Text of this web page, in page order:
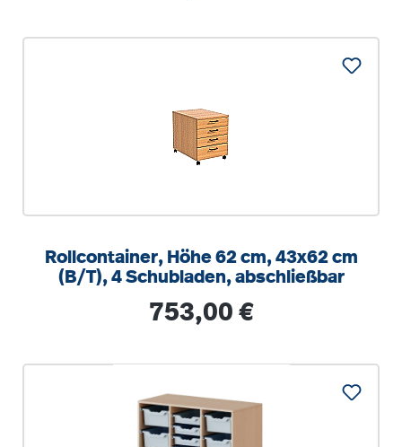
Rollcontainer, Höhe 62 cm, 43x62 cm
(B/T), 4 Schubladen, abschließbar
Regulärer Preis:
753,00 €